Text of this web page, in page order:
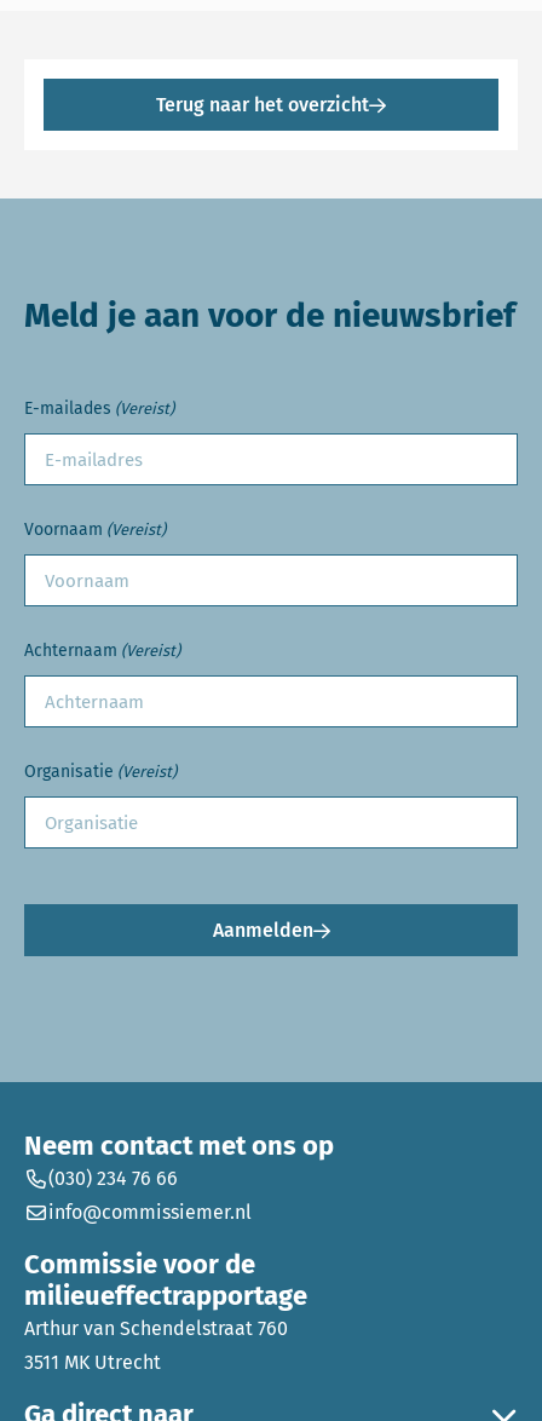
Terug naar het overzicht
Meld je aan voor de nieuwsbrief
E-mailades (Vereist)
Voornaam (Vereist)
Achternaam (Vereist)
Organisatie (Vereist)
Aanmelden
Ga direct naar
Neem contact met ons op
(030) 234 76 66
info@commissiemer.nl
Commissie voor de
milieueffectrapportage
Arthur van Schendelstraat 760
3511 MK Utrecht